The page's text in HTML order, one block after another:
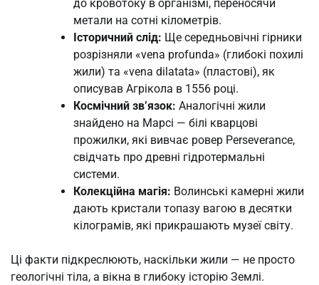
до кровотоку в організмі, переносячи
метали на сотні кілометрів.
Історичний слід: Ще середньовічні гірники
розрізняли «vena profunda» (глибокі похилі
жили) та «vena dilatata» (пластові), як
описував Агрікола в 1556 році.
Космічний зв’язок: Аналогічні жили
знайдено на Марсі — білі кварцові
прожилки, які вивчає ровер Perseverance,
свідчать про древні гідротермальні
системи.
Колекційна магія: Волинські камерні жили
дають кристали топазу вагою в десятки
кілограмів, які прикрашають музеї світу.
Ці факти підкреслюють, наскільки жили — не просто
геологічні тіла, а вікна в глибоку історію Землі.